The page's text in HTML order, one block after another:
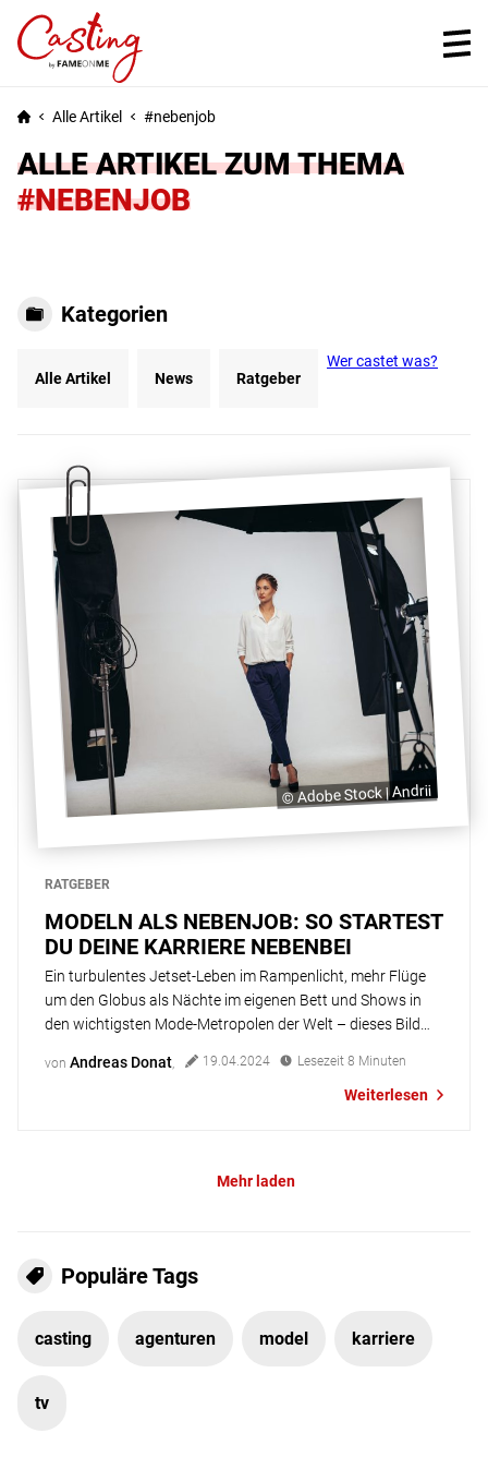
Alle Artikel nebenjob
ALLE ARTIKEL ZUM THEMA
#NEBENJOB
Kategorien
Alle Artikel News Ratgeber
Wer castet was?
© Adobe Stock | Andrii
RATGEBER
MODELN ALS NEBENJOB: SO STARTEST
DU DEINE KARRIERE NEBENBEI
Ein turbulentes Jetset-Leben im Rampenlicht, mehr Flüge
um den Globus als Nächte im eigenen Bett und Shows in
den wichtigsten Mode-Metropolen der Welt – dieses Bild
trifft aber nur auf eine kleine Zahl an berühmten Models zu.
Der weitaus größere Teil der Models geht im Hauptberuf […]
von Andreas Donat, 19.04.2024 Lesezeit 8 Minuten
Weiterlesen
Mehr laden
Populäre Tags
casting agenturen model karriere
tv